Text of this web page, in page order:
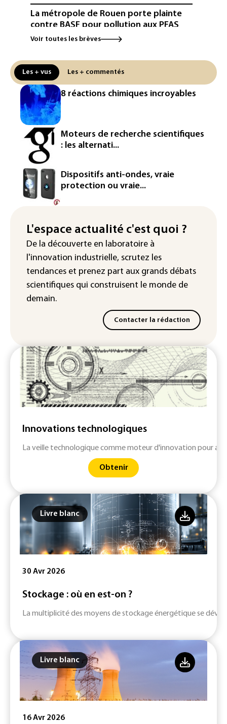
La métropole de Rouen porte plainte
contre BASF pour pollution aux PFAS
réseau
Véhicules de livraison autonomes: la
France ouvre la voie à leur
homologation
Iris³: Eutelsat investira 3,4 milliards
d'euros dans la future constellation
européenne
Le magazine VSD racheté par
l'entrepreneur Vianney d'Alançon
La production française de maïs
"Retour en force" progressif de la
chaleur dans les prochains jours en
France
Voir toutes les brèves
Les + vus Les + commentés
8 réactions chimiques incroyables
Moteurs de recherche scientifiques
: les alternati...
Dispositifs anti-ondes, vraie
protection ou vraie...
L'espace actualité c'est quoi ?
De la découverte en laboratoire à
l'innovation industrielle, scrutez les
tendances et prenez part aux grands débats
scientifiques qui construisent le monde de
demain.
Contacter la rédaction
Innovations technologiques
La veille technologique comme moteur d'innovation pour
Obtenir
Livre blanc
30 Avr 2026
Stockage : où en est-on ?
La multiplicité des moyens de stockage énergétique se
Livre blanc
16 Avr 2026